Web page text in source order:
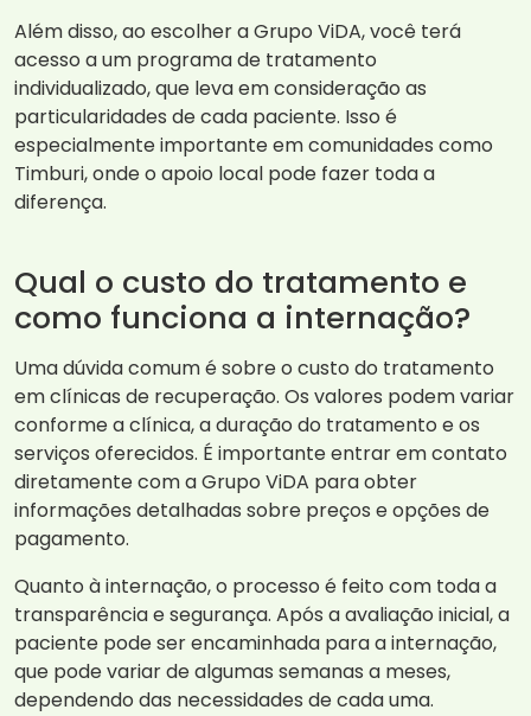
Além disso, ao escolher a Grupo ViDA, você terá
acesso a um programa de tratamento
individualizado, que leva em consideração as
particularidades de cada paciente. Isso é
especialmente importante em comunidades como
Timburi, onde o apoio local pode fazer toda a
diferença.
Qual o custo do tratamento e
como funciona a internação?
Uma dúvida comum é sobre o custo do tratamento
em clínicas de recuperação. Os valores podem variar
conforme a clínica, a duração do tratamento e os
serviços oferecidos. É importante entrar em contato
diretamente com a Grupo ViDA para obter
informações detalhadas sobre preços e opções de
pagamento.
Quanto à internação, o processo é feito com toda a
transparência e segurança. Após a avaliação inicial, a
paciente pode ser encaminhada para a internação,
que pode variar de algumas semanas a meses,
dependendo das necessidades de cada uma.